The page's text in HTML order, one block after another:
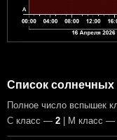
Список солнечных
Полное число вспышек
С класс — 2 | М класс —